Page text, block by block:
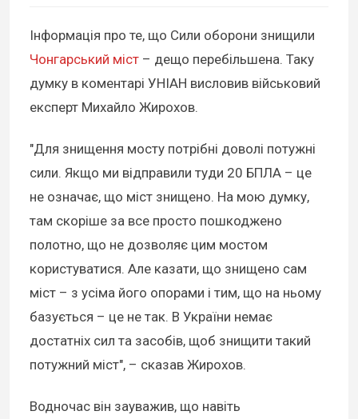
Інформація про те, що Сили оборони знищили
Чонгарський міст – дещо перебільшена. Таку
думку в коментарі УНІАН висловив військовий
експерт Михайло Жирохов.
"Для знищення мосту потрібні доволі потужні
сили. Якщо ми відправили туди 20 БПЛА – це
не означає, що міст знищено. На мою думку,
там скоріше за все просто пошкоджено
полотно, що не дозволяє цим мостом
користуватися. Але казати, що знищено сам
міст – з усіма його опорами і тим, що на ньому
базується – це не так. В України немає
достатніх сил та засобів, щоб знищити такий
потужний міст", – сказав Жирохов.
Водночас він зауважив, що навіть